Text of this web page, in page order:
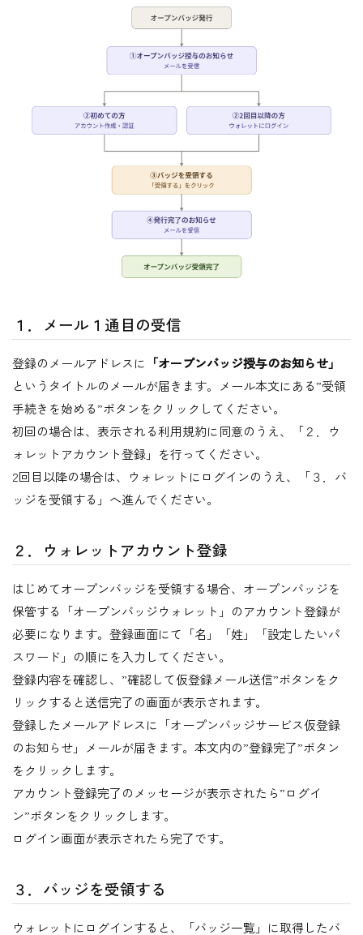
１．メール１通目の受信
登録のメールアドレスに 「オープンバッジ授与のお知らせ」
というタイトルのメールが届きます。メール本文にある”受領
手続きを始める”ボタンをクリックしてください。
初回の場合は、表示される利用規約に同意のうえ、「２．ウ
ォレットアカウント登録」を行ってください。
2回目以降の場合は、ウォレットにログインのうえ、「３．バ
ッジを受領する」へ進んでください。
２．ウォレットアカウント登録
はじめてオープンバッジを受領する場合、オープンバッジを
保管する「オープンバッジウォレット」のアカウント登録が
必要になります。登録画面にて「名」「姓」「設定したいパ
スワード」の順にを入力してください。
登録内容を確認し、”確認して仮登録メール送信”ボタンをク
リックすると送信完了の画面が表示されます。
登録したメールアドレスに「オープンバッジサービス仮登録
のお知らせ」メールが届きます。本文内の”登録完了”ボタン
をクリックします。
アカウント登録完了のメッセージが表示されたら”ログイ
ン”ボタンをクリックします。
ログイン画面が表示されたら完了です。
３．バッジを受領する
ウォレットにログインすると、「バッジ一覧」に取得したバ